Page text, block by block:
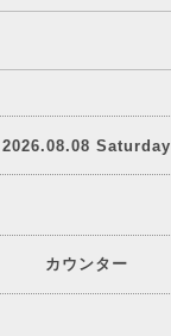
2026.08.08 Saturday
カウンター